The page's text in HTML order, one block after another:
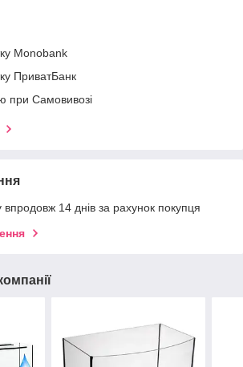
Мonobank
ПриватБанк
при Самовивозі
14 днів за рахунок покупця